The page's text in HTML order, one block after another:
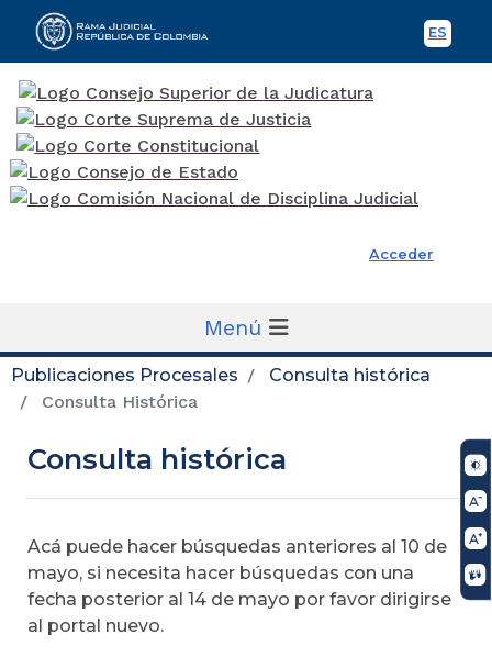
ES
Rama Judicial
Acceder
Menú
Publicaciones Procesales
Consulta histórica
Consulta Histórica
Consulta histórica
Acá puede hacer búsquedas anteriores al 10 de
mayo, si necesita hacer búsquedas con una
fecha posterior al 14 de mayo por favor dirigirse
al portal nuevo.